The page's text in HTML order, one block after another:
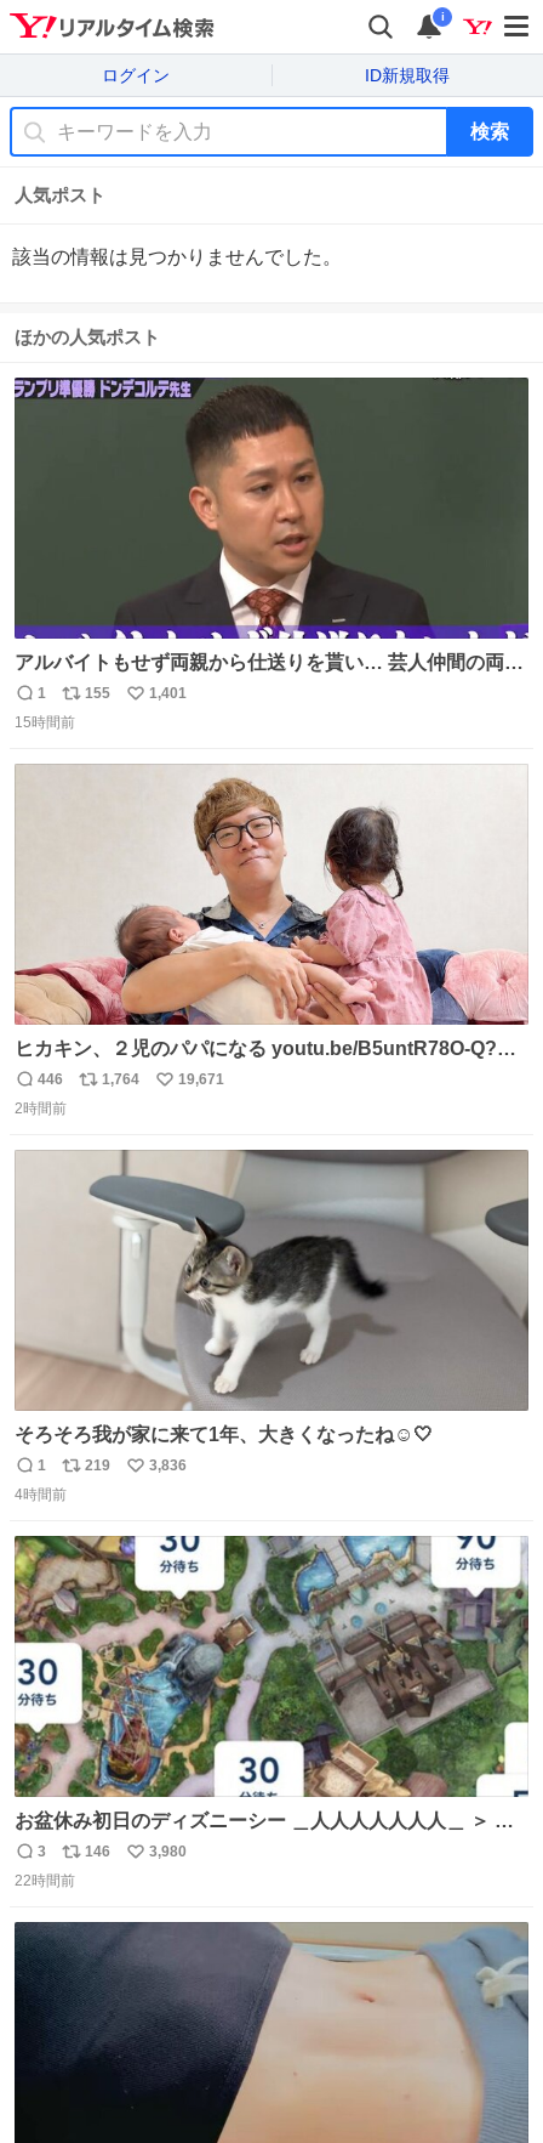
i
ログイン ID新規取得
検索
人気ポスト
該当の情報は見つかりませんでした。
ほかの人気ポスト
アルバイトもせず両親から仕送りを貰い… 芸人仲間の両親
のスネまでかじる!? ドンデコルテ銀次⚡️ 無料見逃し配信は
こちらから ▶︎abema.go.link/gBLVb ◤しくじり先生
返
信
1
リ
ポ
155
い
1,401
15時間前
ヒカキン、２児のパパになる youtu.be/B5untR78O-Q?
si… @YouTubeより
返
信
446
リ
数
1,764
い
19,671
2時間前
そろそろ我が家に来て1年、大きくなったね☺️🤍
返
信
1
リ
ポ
ト
数
219
い
数
3,836
4時間前
お盆休み初日のディズニーシー ＿人人人人人人人＿ ＞ 空
い て る！＜ ￣^Y^Y^Y^Y^ Y￣
返
信
3
リ
ポ
ト
146
い
3,980
22時間前